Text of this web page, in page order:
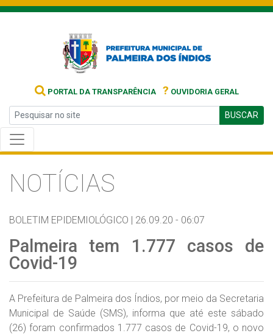
PORTAL DA TRANSPARÊNCIA ? OUVIDORIA GERAL
BUSCAR
NOTÍCIAS
BOLETIM EPIDEMIOLÓGICO | 26.09.20 - 06:07
Palmeira tem 1.777 casos de
Covid-19
A Prefeitura de Palmeira dos Índios, por meio da Secretaria
Municipal de Saúde (SMS), informa que até este sábado
(26) foram confirmados 1.777 casos de Covid-19, o novo